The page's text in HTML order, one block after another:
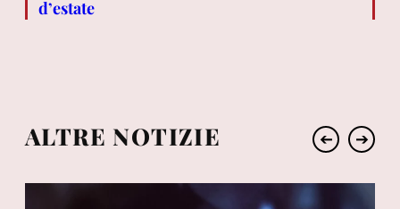
d’estate
ALTRE NOTIZIE ➔ ➔